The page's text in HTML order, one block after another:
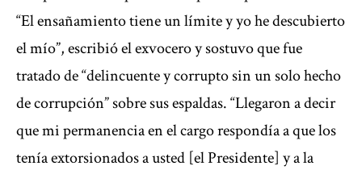
“El ensañamiento tiene un límite y yo he descubierto
el mío”, escribió el exvocero y sostuvo que fue
tratado de “delincuente y corrupto sin un solo hecho
de corrupción” sobre sus espaldas. “Llegaron a decir
que mi permanencia en el cargo respondía a que los
tenía extorsionados a usted [el Presidente] y a la